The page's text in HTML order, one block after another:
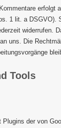
erfolgt
1 lit. a DSGVO).
widerrufen.
uns. Die
Tools
Plugins der von